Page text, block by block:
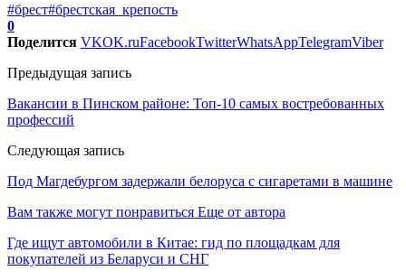
#брест#брестская_крепость
0
Поделится VKOK.ruFacebookTwitterWhatsAppTelegramViber
Предыдущая запись
Вакансии в Пинском районе: Топ-10 самых востребованных
профессий
Следующая запись
Под Магдебургом задержали белоруса с сигаретами в машине
Вам также могут понравиться Еще от автора
Где ищут автомобили в Китае: гид по площадкам для
покупателей из Беларуси и СНГ